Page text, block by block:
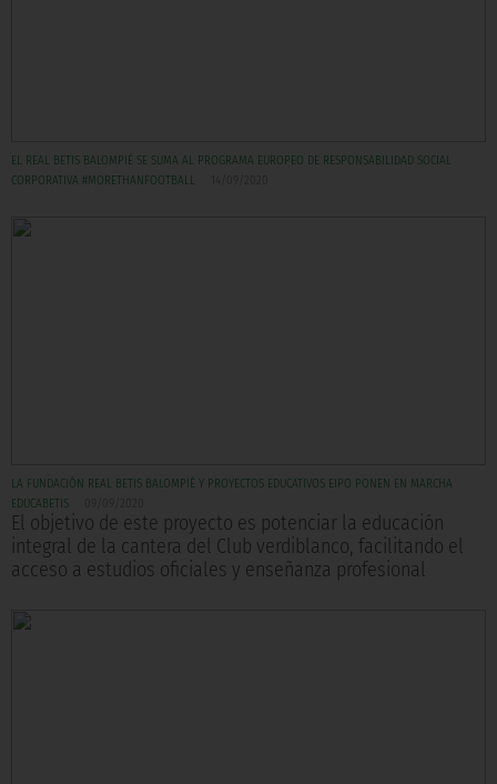
EL REAL BETIS BALOMPIÉ SE SUMA AL PROGRAMA EUROPEO DE RESPONSABILIDAD SOCIAL
CORPORATIVA #MORETHANFOOTBALL
LA FUNDACIÓN REAL BETIS BALOMPIÉ Y PROYECTOS EDUCATIVOS EIPO PONEN EN MARCHA
EDUCABETIS
El objetivo de este proyecto es potenciar la educación
integral de la cantera del Club verdiblanco, facilitando el
acceso a estudios oficiales y enseñanza profesional